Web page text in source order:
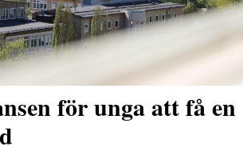
för unga att få en